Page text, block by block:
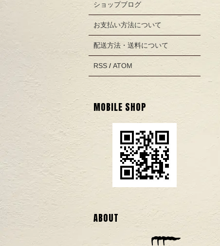
ショップブログ
お支払い方法について
配送方法・送料について
RSS / ATOM
MOBILE SHOP
ABOUT